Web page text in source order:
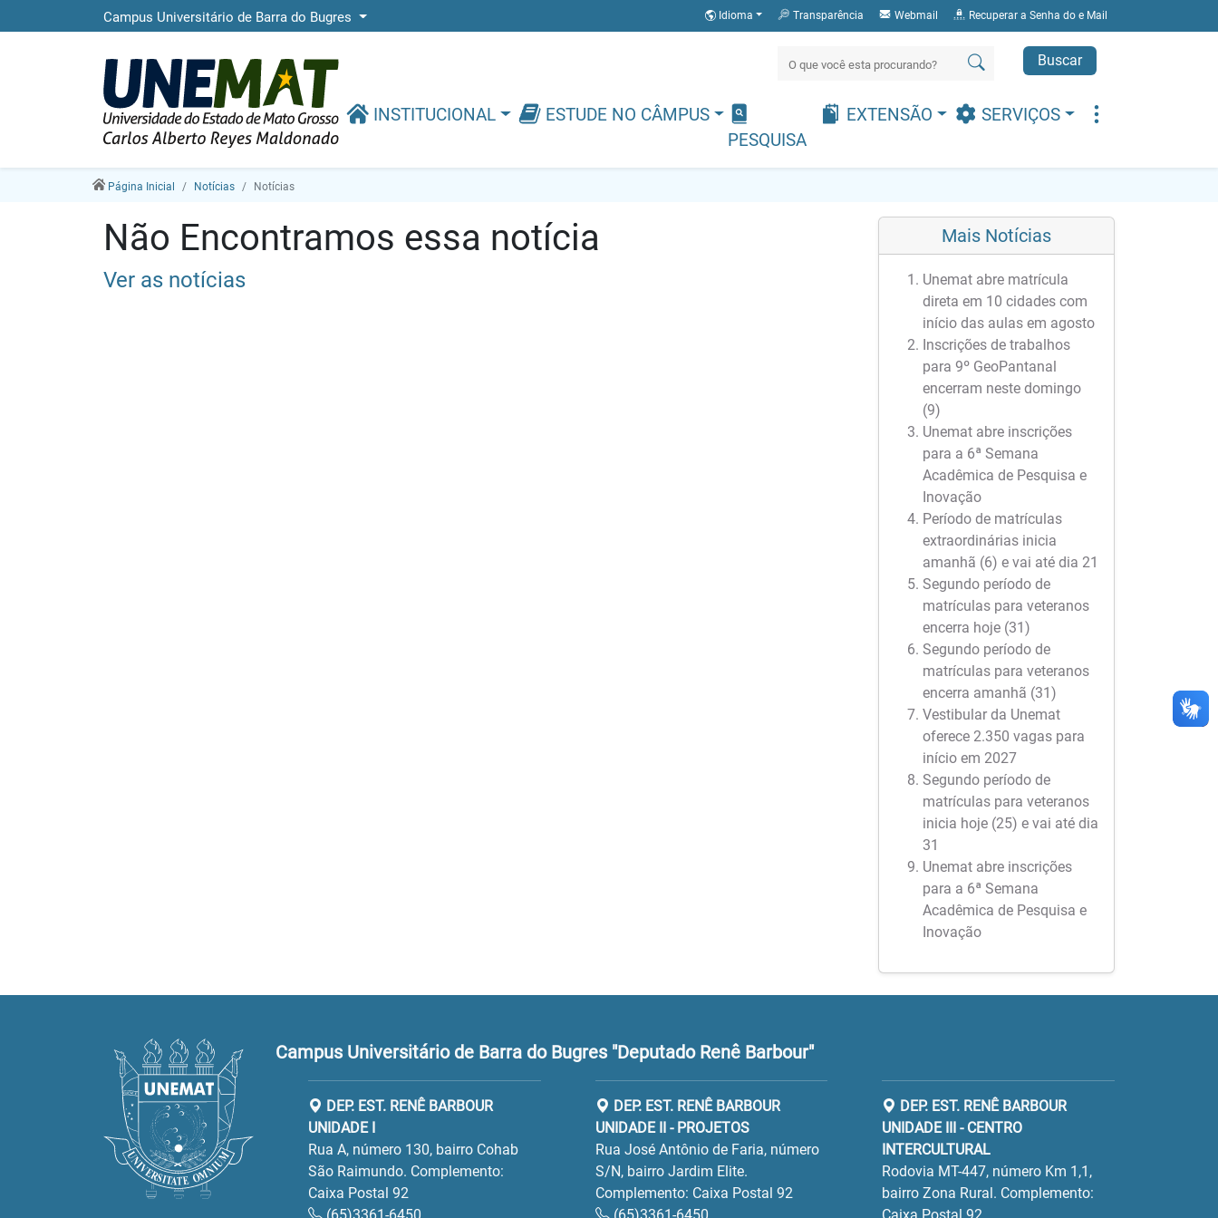
Campus Universitário de Barra do Bugres Idioma Transparência Webmail Recuperar a Senha do e Mail
Buscar
INSTITUCIONAL
ESTUDE NO CÂMPUS
PESQUISA
EXTENSÃO SERVIÇOS
Página Inicial Notícias Notícias
Não Encontramos essa notícia
Ver as notícias
Mais Notícias
Unemat abre matrícula
direta em 10 cidades com
início das aulas em agosto
Inscrições de trabalhos
para 9º GeoPantanal
encerram neste domingo
(9)
Unemat abre inscrições
para a 6ª Semana
Acadêmica de Pesquisa e
Inovação
Período de matrículas
extraordinárias inicia
amanhã (6) e vai até dia 21
Segundo período de
matrículas para veteranos
encerra hoje (31)
Segundo período de
matrículas para veteranos
encerra amanhã (31)
Vestibular da Unemat
oferece 2.350 vagas para
início em 2027
Segundo período de
matrículas para veteranos
inicia hoje (25) e vai até dia
31
Unemat abre inscrições
para a 6ª Semana
Acadêmica de Pesquisa e
Inovação
Campus Universitário de Barra do Bugres "Deputado Renê Barbour"
DEP. EST. RENÊ BARBOUR
UNIDADE I
Rua A, número 130, bairro Cohab
São Raimundo. Complemento:
Caixa Postal 92
DEP. EST. RENÊ BARBOUR
UNIDADE II - PROJETOS
Rua José Antônio de Faria, número
S/N, bairro Jardim Elite.
Complemento: Caixa Postal 92
DEP. EST. RENÊ BARBOUR
UNIDADE III - CENTRO
INTERCULTURAL
Rodovia MT-447, número Km 1,1,
bairro Zona Rural. Complemento: